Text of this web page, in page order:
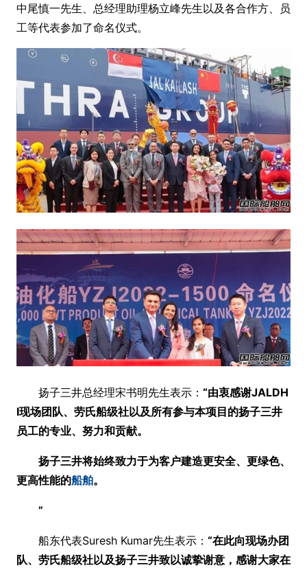
中尾慎一先生、总经理助理杨立峰先生以及各合作方、员
工等代表参加了命名仪式。
扬子三井总经理宋书明先生表示： “由衷感谢JALDH
I现场团队、劳氏船级社以及所有参与本项目的扬子三井
员工的专业、努力和贡献。
扬子三井将始终致力于为客户建造更安全、更绿色、
更高性能的船舶。
”
船东代表Suresh Kumar先生表示： “在此向现场办团
队、劳氏船级社以及扬子三井致以诚挚谢意，感谢大家在